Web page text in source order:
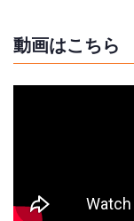
動画はこちら